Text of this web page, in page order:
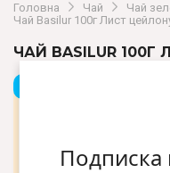
Подписка
Головна Чай Чай
Чай Basilur 100г Лист
ЧАЙ BASILUR